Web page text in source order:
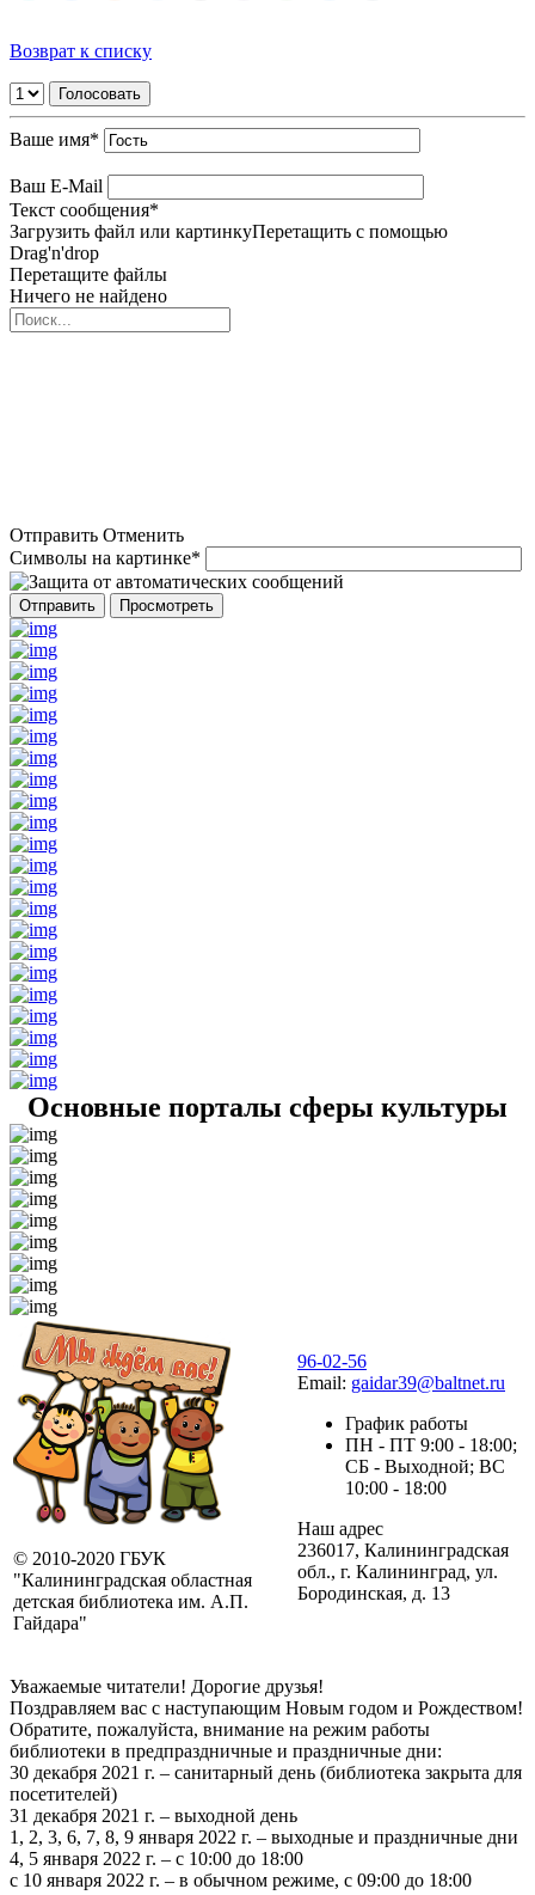
Возврат к списку
Ваше имя*
Ваш E-Mail
Текст сообщения*
Загрузить файл или картинкуПеретащить с помощью
Drag'n'drop
Перетащите файлы
Ничего не найдено
Отправить Отменить
Символы на картинке*
Основные порталы сферы культуры
© 2010-2020 ГБУК
"Калининградская областная
детская библиотека им. А.П.
Гайдара"
96-02-56
Email: gaidar39@baltnet.ru
График работы
ПН - ПТ 9:00 - 18:00;
СБ - Выходной; ВС
10:00 - 18:00
Наш адрес
236017, Калининградская
обл., г. Калининград, ул.
Бородинская, д. 13
Уважаемые читатели! Дорогие друзья!
Поздравляем вас с наступающим Новым годом и Рождеством!
Обратите, пожалуйста, внимание на режим работы
библиотеки в предпраздничные и праздничные дни:
30 декабря 2021 г. – санитарный день (библиотека закрыта для
посетителей)
31 декабря 2021 г. – выходной день
1, 2, 3, 6, 7, 8, 9 января 2022 г. – выходные и праздничные дни
4, 5 января 2022 г. – с 10:00 до 18:00
с 10 января 2022 г. – в обычном режиме, с 09:00 до 18:00